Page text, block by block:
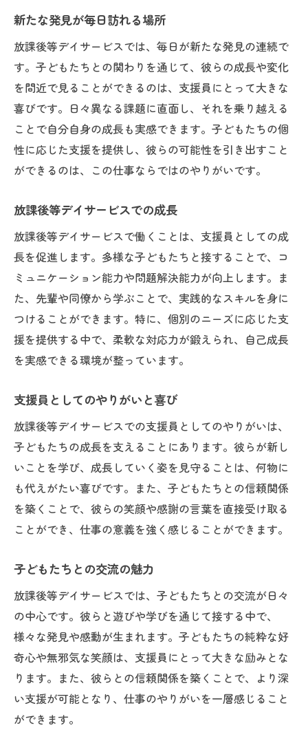
チームワークの重要性と魅力
支援員と子どもたちの関係構築
放課後等デイサービスでの自信の育成
日々の業務から得られるやりがい
放課後等デイサービスでの成長の魅力
日々の挑戦が自分を成長させる
子どもたちの成長を見守る喜び
放課後等デイサービスでのスキルアップ
経験を活かした支援員の成長
支援員としてのキャリア形成
放課後等デイサービスで感じるやりがい
活動を通じて得られる達成感
放課後等デイサービスの現場の魅力
やりがいを感じる瞬間とは
日々の努力が報われる瞬間
放課後等デイサービスと人間関係の魅力
支援員間の協力と信頼関係
子どもたちとの絆の深まり
コミュニケーションの重要性
放課後等デイサービスでの人間力向上
人間関係が生むやりがい
放課後等デイサービスに向いている人は？
やりがいを感じる支援員の特徴
放課後等デイサービス向きのスキル
支援員に求められる資質
向いている人の共通の特長
新たな発見が毎日訪れる場所
放課後等デイサービスでは、毎日が新たな発見の連続で
す。子どもたちとの関わりを通じて、彼らの成長や変化
を間近で見ることができるのは、支援員にとって大きな
喜びです。日々異なる課題に直面し、それを乗り越える
ことで自分自身の成長も実感できます。子どもたちの個
性に応じた支援を提供し、彼らの可能性を引き出すこと
ができるのは、この仕事ならではのやりがいです。
放課後等デイサービスでの成長
放課後等デイサービスで働くことは、支援員としての成
長を促進します。多様な子どもたちと接することで、コ
ミュニケーション能力や問題解決能力が向上します。ま
た、先輩や同僚から学ぶことで、実践的なスキルを身に
つけることができます。特に、個別のニーズに応じた支
援を提供する中で、柔軟な対応力が鍛えられ、自己成長
を実感できる環境が整っています。
支援員としてのやりがいと喜び
放課後等デイサービスでの支援員としてのやりがいは、
子どもたちの成長を支えることにあります。彼らが新し
いことを学び、成長していく姿を見守ることは、何物に
も代えがたい喜びです。また、子どもたちとの信頼関係
を築くことで、彼らの笑顔や感謝の言葉を直接受け取る
ことができ、仕事の意義を強く感じることができます。
子どもたちとの交流の魅力
放課後等デイサービスでは、子どもたちとの交流が日々
の中心です。彼らと遊びや学びを通じて接する中で、
様々な発見や感動が生まれます。子どもたちの純粋な好
奇心や無邪気な笑顔は、支援員にとって大きな励みとな
ります。また、彼らとの信頼関係を築くことで、より深
い支援が可能となり、仕事のやりがいを一層感じること
ができます。